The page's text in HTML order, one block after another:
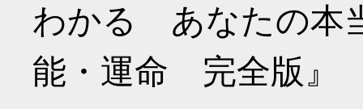
わかる あなたの本
能・運命 完全版』